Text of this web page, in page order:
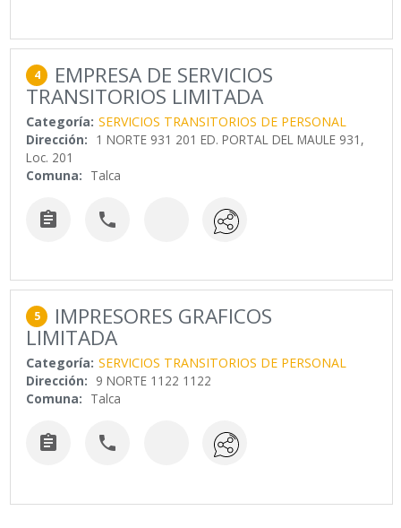
4 EMPRESA DE SERVICIOS
TRANSITORIOS LIMITADA
Categoría: SERVICIOS TRANSITORIOS DE PERSONAL
Dirección: 1 NORTE 931 201 ED. PORTAL DEL MAULE 931,
Loc. 201
Comuna: Talca
 
5 IMPRESORES GRAFICOS
LIMITADA
Categoría: SERVICIOS TRANSITORIOS DE PERSONAL
Dirección: 9 NORTE 1122 1122
Comuna: Talca
 